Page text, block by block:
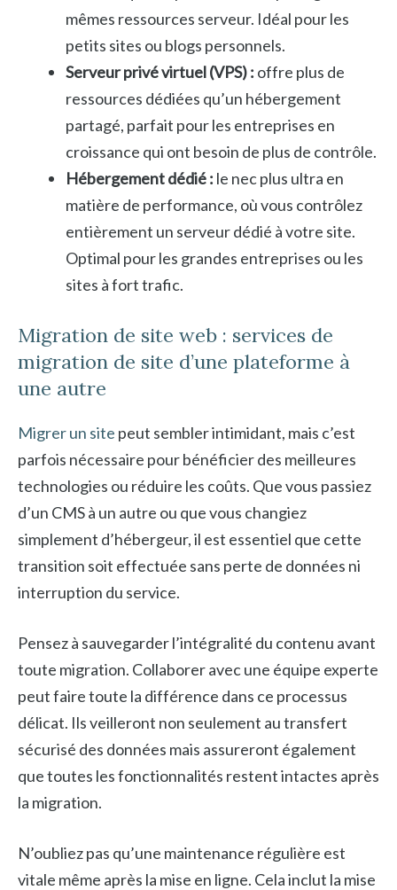
mêmes ressources serveur. Idéal pour les
petits sites ou blogs personnels.
Serveur privé virtuel (VPS) : offre plus de
ressources dédiées qu’un hébergement
partagé, parfait pour les entreprises en
croissance qui ont besoin de plus de contrôle.
Hébergement dédié : le nec plus ultra en
matière de performance, où vous contrôlez
entièrement un serveur dédié à votre site.
Optimal pour les grandes entreprises ou les
sites à fort trafic.
Migration de site web : services de
migration de site d’une plateforme à
une autre
Migrer un site peut sembler intimidant, mais c’est
parfois nécessaire pour bénéficier des meilleures
technologies ou réduire les coûts. Que vous passiez
d’un CMS à un autre ou que vous changiez
simplement d’hébergeur, il est essentiel que cette
transition soit effectuée sans perte de données ni
interruption du service.
Pensez à sauvegarder l’intégralité du contenu avant
toute migration. Collaborer avec une équipe experte
peut faire toute la différence dans ce processus
délicat. Ils veilleront non seulement au transfert
sécurisé des données mais assureront également
que toutes les fonctionnalités restent intactes après
la migration.
N’oubliez pas qu’une maintenance régulière est
vitale même après la mise en ligne. Cela inclut la mise